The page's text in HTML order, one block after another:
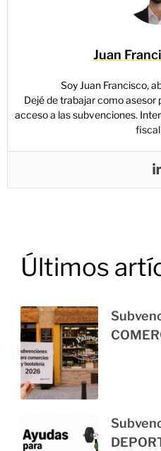
Juan
Soy Juan Francisco,
Dejé de trabajar como
acceso a las subvenciones.
Últimos